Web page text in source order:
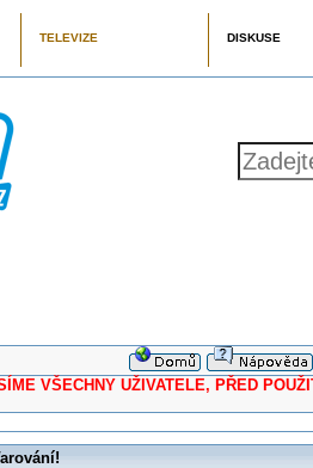
TELEVIZE DISKUSE
UŽIVATELE, PŘED